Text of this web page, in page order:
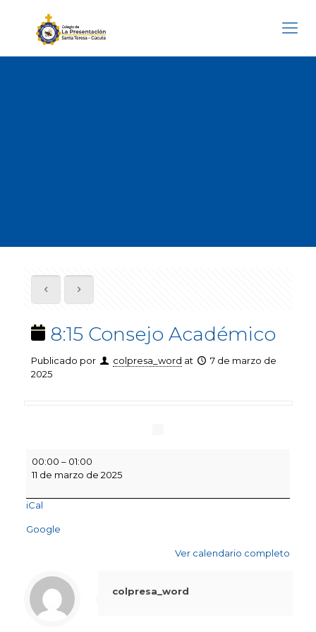
8:15 Consejo Académico
Publicado por colpresa_word at
7 de marzo de
2025
Consejo
Académico
00:00 – 01:00
11 de marzo de 2025
iCal
Google
Ver calendario completo
colpresa_word